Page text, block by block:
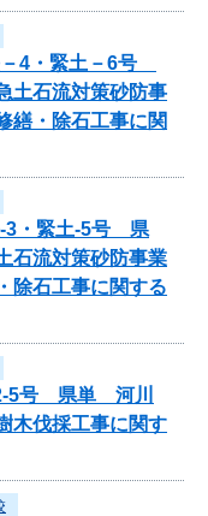
－4・緊土－6号
土石流対策砂防事
・除石工事に関
-3・緊土-5号 県
石流対策砂防事業
石工事に関する
5号 県単 河川
木伐採工事に関す